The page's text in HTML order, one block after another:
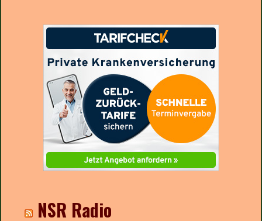
NSR Radio